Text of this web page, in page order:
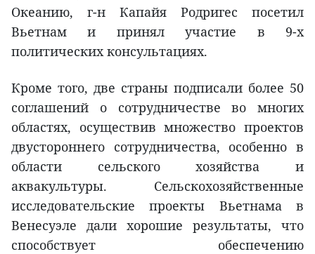
Океанию, г-н Капайя Родригес посетил
Вьетнам и принял участие в 9-х
политических консультациях.
Кроме того, две страны подписали более 50
соглашений о сотрудничестве во многих
областях, осуществив множество проектов
двустороннего сотрудничества, особенно в
области сельского хозяйства и
аквакультуры. Сельскохозяйственные
исследовательские проекты Вьетнама в
Венесуэле дали хорошие результаты, что
способствует обеспечению